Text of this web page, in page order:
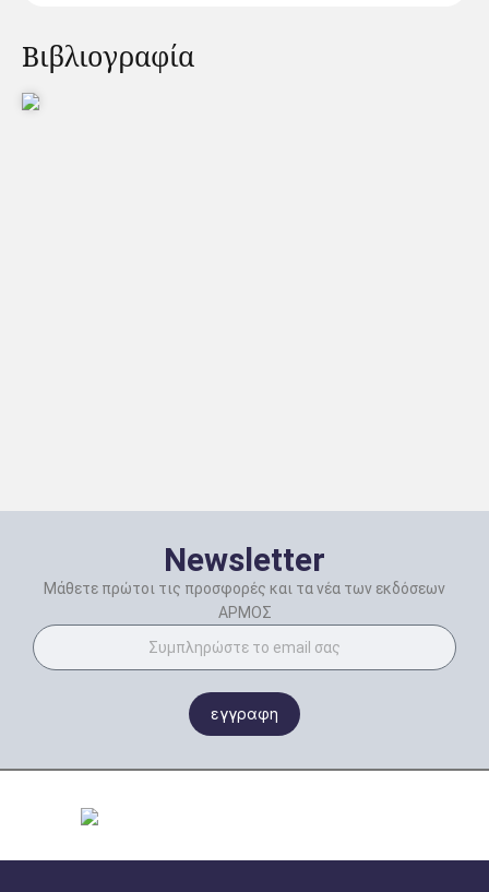
Βιβλιογραφία
Newsletter
Μάθετε πρώτοι τις προσφορές και τα νέα των εκδόσεων
ΑΡΜΟΣ
εγγραφη